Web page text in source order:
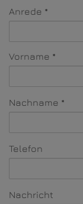
Anrede
Vorname
Nachname
Telefon
Nachricht